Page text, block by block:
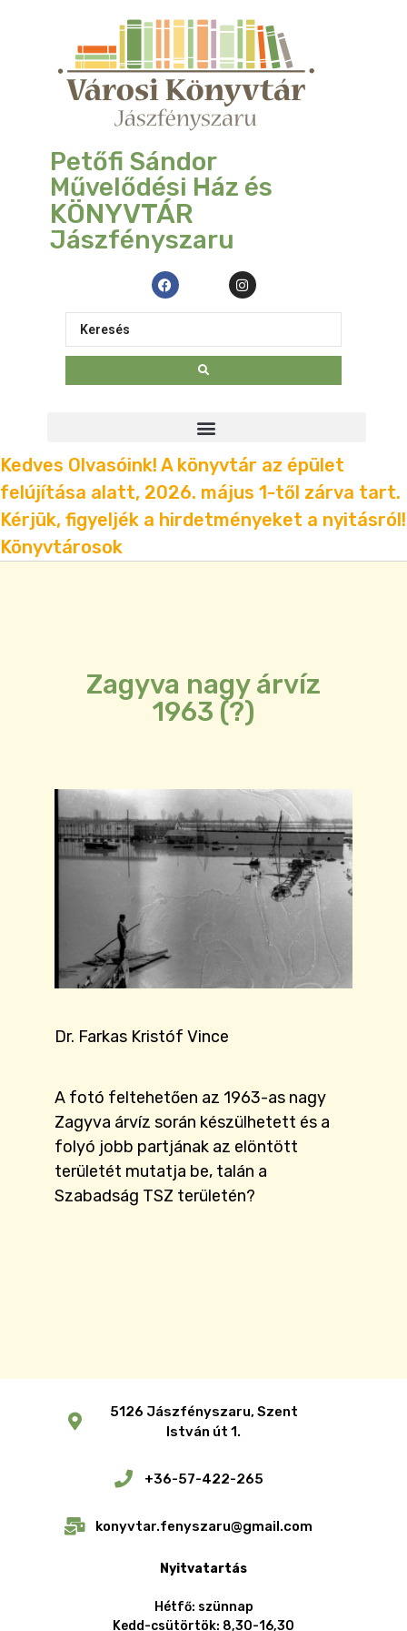
Petőfi Sándor
Művelődési Ház és
KÖNYVTÁR
Jászfényszaru
Kedves Olvasóink! A könyvtár az épület
felújítása alatt, 2026. május 1-től zárva tart.
Kérjük, figyeljék a hirdetményeket a nyitásról!
Könyvtárosok
Zagyva nagy árvíz
1963 (?)
Dr. Farkas Kristóf Vince
A fotó feltehetően az 1963-as nagy
Zagyva árvíz során készülhetett és a
folyó jobb partjának az elöntött
területét mutatja be, talán a
Szabadság TSZ területén?
5126 Jászfényszaru, Szent
István út 1.
+36-57-422-265
konyvtar.fenyszaru@gmail.com
Nyitvatartás
Hétfő: szünnap
Kedd-csütörtök: 8,30-16,30